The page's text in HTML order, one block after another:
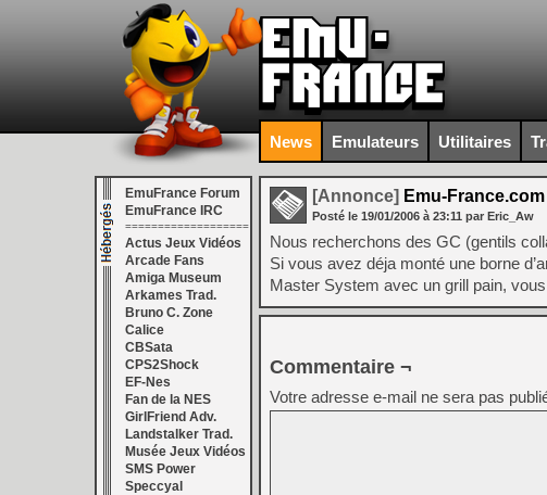
News Emulateurs Utilitaires
EmuFrance Forum
EmuFrance IRC
===================
Actus Jeux Vidéos
Arcade Fans
Amiga Museum
Arkames Trad.
Bruno C. Zone
Calice
CBSata
CPS2Shock
EF-Nes
Fan de la NES
GirlFriend Adv.
Landstalker Trad.
Musée Jeux Vidéos
SMS Power
Speccyal
[Annonce] Emu-France.com
Posté le 19/01/2006 à 23:11 par Eric_Aw
Nous recherchons des GC (gentils
Si vous avez déja monté une borne
Master System avec un grill pain,
Commentaire ¬
Votre adresse e-mail ne sera pas